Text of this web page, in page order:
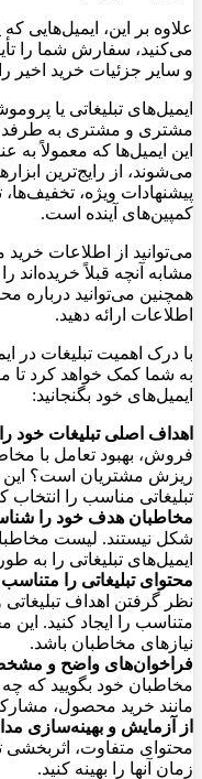
علاوه بر این، ایمیل‌هایی
می‌کنید، سفارش شما را
و سایر جزئیات خرید اخیر
ایمیل‌های تبلیغاتی یا
مشتری و مشتری به
این ایمیل‌ها که معمولاً به
می‌شوند، از رایج‌ترین
پیشنهادات ویژه،
کمپین‌های آینده است.
می‌توانید از اطلاعات
مشابه آنچه قبلاً خریده‌اند
همچنین می‌توانید درباره
اطلاعات ارائه دهید.
با درک اهمیت تبلیغات در
به شما کمک خواهد کرد تا
ایمیل‌های خود بگنجانید:
اهداف اصلی تبلیغات خود
فروش، بهبود تعامل با
ریزش مشتریان است؟ این
تبلیغاتی مناسب را انتخاب
مخاطبان هدف خود را
شکل نیستند. لیست مخاطبان
ایمیل‌های تبلیغاتی را به
محتوای تبلیغاتی را
نظر گرفتن اهداف
متناسب را ایجاد کنید. این
نیازهای مخاطبان باشد.
فراخوان‌های واضح و
مخاطبان خود بگویید که چه
مانند خرید محصول،
از آزمایش و بهینه‌سازی
محتوای متفاوت، اثربخشی
زمان آنها را بهینه کنید.